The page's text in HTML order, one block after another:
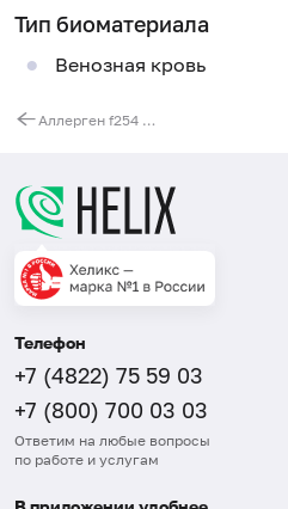
Тип биоматериала
Венозная кровь
Аллерген f254 - камбала, IgE
Телефон
+7 (4822) 75 59 03
+7 (800) 700 03 03
Ответим на любые вопросы
по работе и услугам